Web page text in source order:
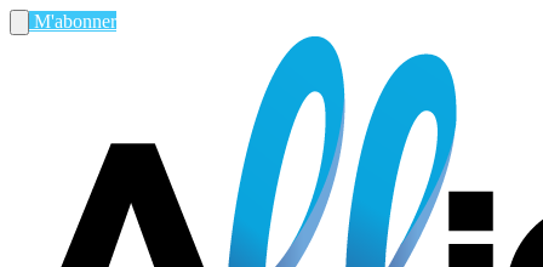
M'abonner